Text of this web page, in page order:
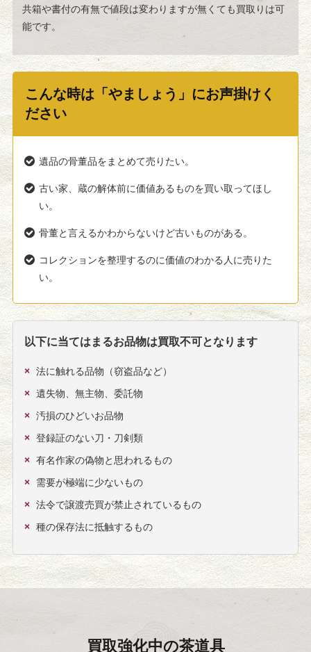
共箱や書付の有無で値段は変わりますが無くても買取りは可
能です。
こんな時は「やましょう」にお声掛けく
ださい
遺品の骨董品をまとめて売りたい。
古い家、蔵の解体前に価値あるものを買い取ってほし
い。
骨董と言えるかわからないけど古いものがある。
コレクションを整理するのに価値のわかる人に売りた
い。
以下に当てはまるお品物は買取不可となります
法に触れる品物（窃盗品など）
遺失物、無主物、委託物
汚損のひどいお品物
登録証のない刀・刀剣類
有名作家の偽物と思われるもの
需要が極端に少ないもの
法令で譲渡売買が禁止されているもの
種の保存法に抵触するもの
買取強化中の茶道具